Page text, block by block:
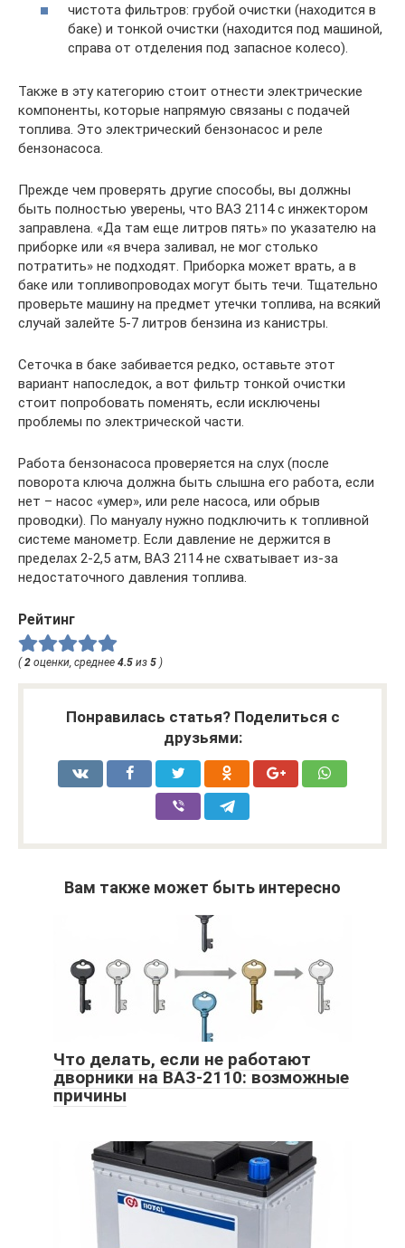
чистота фильтров: грубой очистки (находится в
баке) и тонкой очистки (находится под машиной,
справа от отделения под запасное колесо).
Также в эту категорию стоит отнести электрические
компоненты, которые напрямую связаны с подачей
топлива. Это электрический бензонасос и реле
бензонасоса.
Прежде чем проверять другие способы, вы должны
быть полностью уверены, что ВАЗ 2114 с инжектором
заправлена. «Да там еще литров пять» по указателю на
приборке или «я вчера заливал, не мог столько
потратить» не подходят. Приборка может врать, а в
баке или топливопроводах могут быть течи. Тщательно
проверьте машину на предмет утечки топлива, на всякий
случай залейте 5-7 литров бензина из канистры.
Сеточка в баке забивается редко, оставьте этот
вариант напоследок, а вот фильтр тонкой очистки
стоит попробовать поменять, если исключены
проблемы по электрической части.
Работа бензонасоса проверяется на слух (после
поворота ключа должна быть слышна его работа, если
нет – насос «умер», или реле насоса, или обрыв
проводки). По мануалу нужно подключить к топливной
системе манометр. Если давление не держится в
пределах 2-2,5 атм, ВАЗ 2114 не схватывает из-за
недостаточного давления топлива.
Рейтинг
(2 оценки, среднее 4.5 из 5 )
Понравилась статья? Поделиться с
друзьями:
Вам также может быть интересно
Что делать, если не работают
дворники на ВАЗ-2110: возможные
причины